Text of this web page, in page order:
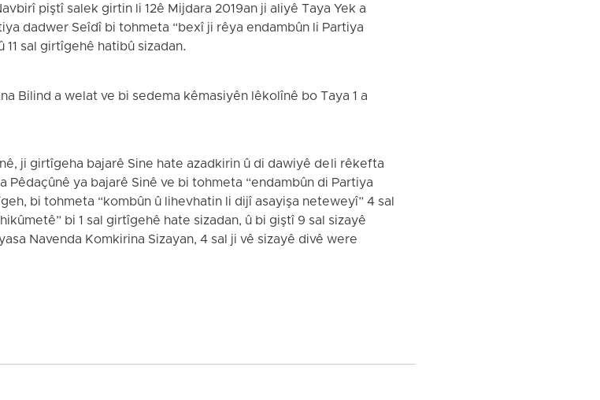
piştî salek girtin li 12ê Mijdara 2019an ji aliyê Taya Yek a
dadwer Seîdî bi tohmeta “bexî ji rêya endambûn li Partiya
sal girtîgehê hatibû sizadan.
Bilind a welat ve bi sedema kêmasiyên lêkolînê bo Taya 1 a
ji girtîgeha bajarê Sine hate azadkirin û di dawiyê de li rêkefta
Pêdaçûnê ya bajarê Sinê ve bi tohmeta “endambûn di Partiya
bi tohmeta “kombûn û lihevhatin li dijî asayişa neteweyî” 4 sal
bi 1 sal girtîgehê hate sizadan, û bi giştî 9 sal sizayê
Navenda Komkirina Sizayan, 4 sal ji vê sizayê divê were